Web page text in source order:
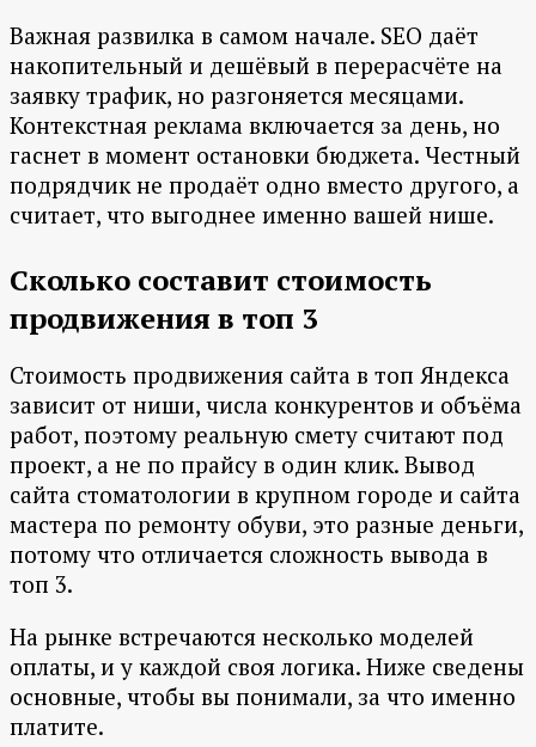
Важная развилка в самом начале. SEO даёт
накопительный и дешёвый в перерасчёте на
заявку трафик, но разгоняется месяцами.
Контекстная реклама включается за день, но
гаснет в момент остановки бюджета. Честный
подрядчик не продаёт одно вместо другого, а
считает, что выгоднее именно вашей нише.
Сколько составит стоимость
продвижения в топ 3
Стоимость продвижения сайта в топ Яндекса
зависит от ниши, числа конкурентов и объёма
работ, поэтому реальную смету считают под
проект, а не по прайсу в один клик. Вывод
сайта стоматологии в крупном городе и сайта
мастера по ремонту обуви, это разные деньги,
потому что отличается сложность вывода в
топ 3.
На рынке встречаются несколько моделей
оплаты, и у каждой своя логика. Ниже сведены
основные, чтобы вы понимали, за что именно
платите.